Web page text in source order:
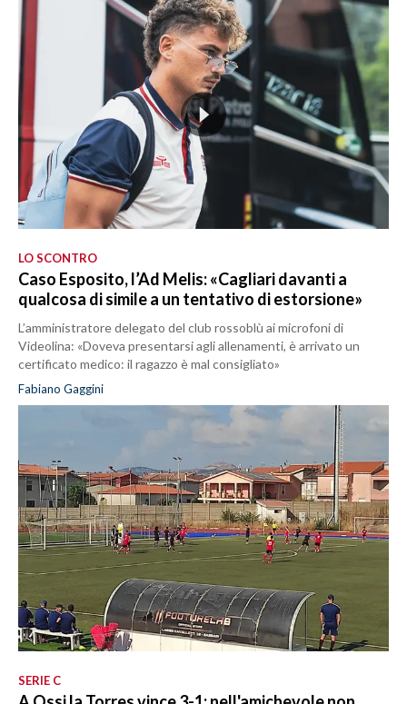
LO SCONTRO
Caso Esposito, l’Ad Melis: «Cagliari davanti a
qualcosa di simile a un tentativo di estorsione»
L’amministratore delegato del club rossoblù ai microfoni di
Videolina: «Doveva presentarsi agli allenamenti, è arrivato un
certificato medico: il ragazzo è mal consigliato»
Fabiano Gaggini
SERIE C